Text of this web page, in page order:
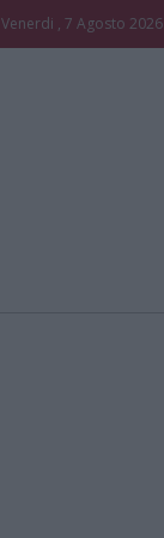
Venerdi , 7 Agosto 2026